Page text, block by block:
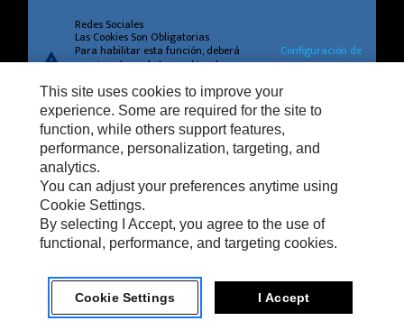
warning
Redes Sociales
Las Cookies Son Obligatorias
Para habilitar esta función, deberá
aceptar el uso de las cookies de
rendimiento.
Configuración de
Privacidad
Cookie Settings
Légal
This site uses cookies to improve your
experience. Some are required for the site to
function, while others support features,
performance, personalization, targeting, and
analytics.
You can adjust your preferences anytime using
Cookie Settings.
By selecting I Accept, you agree to the use of
functional, performance, and targeting cookies.
Cookie Settings I Accept